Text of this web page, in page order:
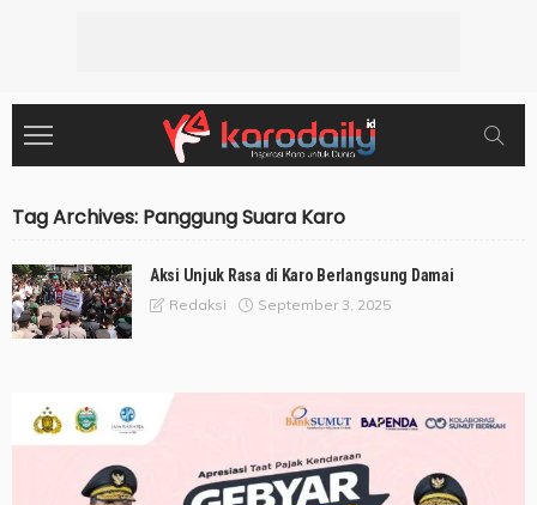
Tag Archives: Panggung Suara Karo
Aksi Unjuk Rasa di Karo Berlangsung Damai
Redaksi September 3, 2025